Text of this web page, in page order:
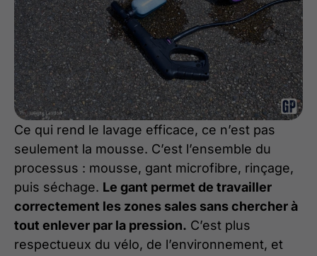
Ce qui rend le lavage efficace, ce n’est pas
seulement la mousse. C’est l’ensemble du
processus : mousse, gant microfibre, rinçage,
puis séchage. Le gant permet de travailler
correctement les zones sales sans chercher à
tout enlever par la pression. C’est plus
respectueux du vélo, de l’environnement, et